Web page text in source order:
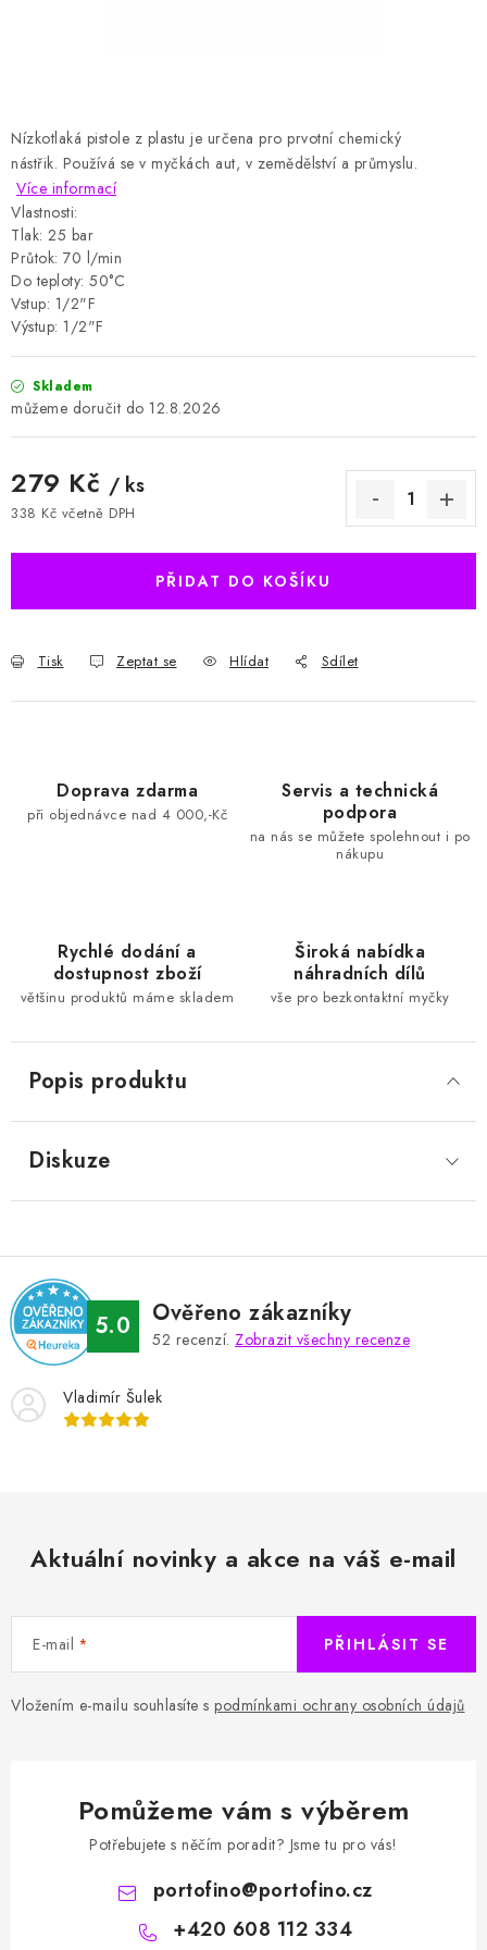
Samoobslužné platební terminály
Nízkotlaká pistole z plastu je určena pro prvotní chemický
nástřik. Používá se v myčkách aut, v zemědělství a průmyslu.
Více informací
Vlastnosti:
Tlak: 25 bar
Průtok: 70 l/min
Do teploty: 50°C
Vstup: 1/2"F
Výstup: 1/2"F
Skladem
12.8.2026
279 Kč / ks
338 Kč včetně DPH
PŘIDAT DO KOŠÍKU
Tisk Zeptat se Hlídat Sdílet
Doprava zdarma
při objednávce nad 4 000,-Kč
Servis a technická
podpora
na nás se můžete spolehnout i po
nákupu
Rychlé dodání a
dostupnost zboží
většinu produktů máme skladem
Široká nabídka
náhradních dílů
vše pro bezkontaktní myčky
Popis produktu
Diskuze
5.0 Ověřeno zákazníky
52 recenzí. Zobrazit všechny recenze
Vladimír Šulek
Aktuální novinky a akce na váš e-mail
E-mail
Vložením e-mailu souhlasíte s podmínkami ochrany osobních údajů
PŘIHLÁSIT SE
Pomůžeme vám s výběrem
Potřebujete s něčím poradit? Jsme tu pro vás!
portofino@portofino.cz
+420 608 112 334